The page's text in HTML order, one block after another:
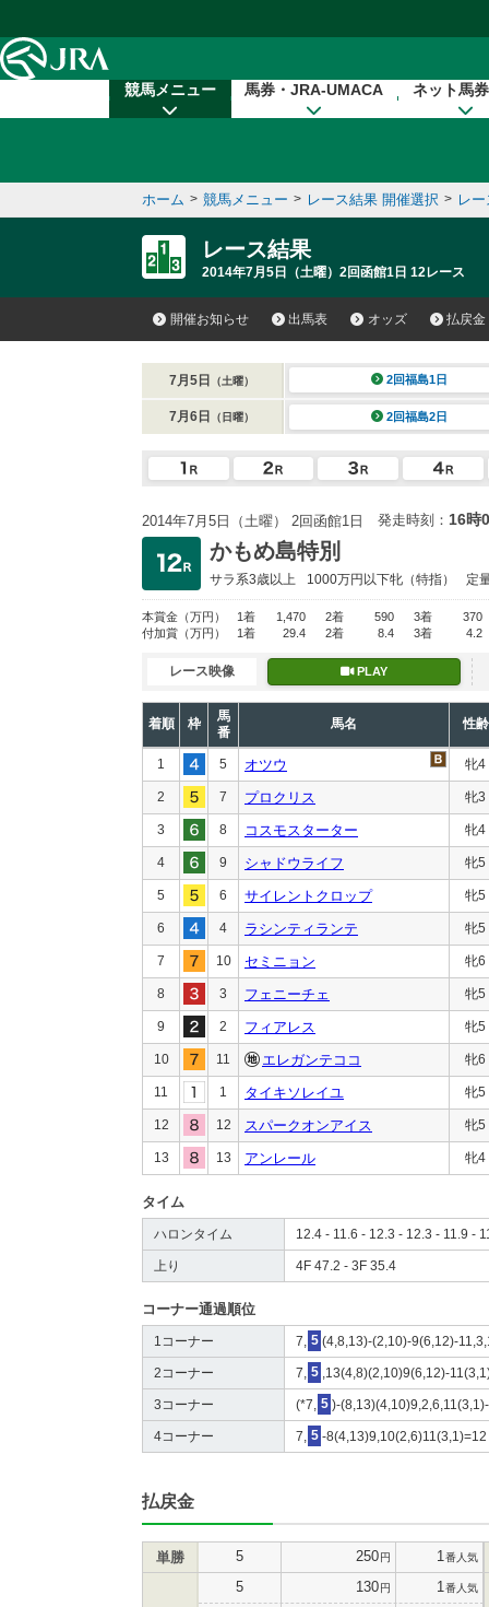
競馬メニュー 馬券・JRA-UMACA ネット馬
ホーム > 競馬メニュー > レース結果 開催選択 > レ
レース結果
2014年7月5日（土曜）2回函館1日 12レース
開催お知らせ 出馬表 オッズ 払戻金
7月5日 （土曜） 2回福島1日
7月6日 （日曜） 2回福島2日
2014年7月5日（土曜） 2回函館1日 発走時刻： 16時
かもめ島特別
サラ系3歳以上 1000万円以下牝（特指） 定
本賞金 （万円） 1着 1,470 2着 590 3着
370
付加賞 （万円） 1着 29.4 2着 8.4 3着 4.2
レース映像 PLAY
着順 枠
馬
番
馬名 性齢
1 5 オツウ 牝4
2 7 プロクリス 牝3
3 8 コスモスターター 牝4
4 9 シャドウライフ 牝5
5 6 サイレントクロップ 牝5
6 4 ラシンティランテ 牝5
7 10 セミニョン 牝6
8 3 フェニーチェ 牝5
9 2 フィアレス 牝5
10 11 エレガンテココ 牝6
11 1 タイキソレイユ 牝5
12 12 スパークオンアイス 牝5
13 13 アンレール 牝4
タイム
ハロンタイム 12.4 - 11.6 - 12.3 - 12.3 - 11.9 -
上り 4F 47.2 - 3F 35.4
コーナー通過順位
1コーナー 7, 5 (4,8,13)-(2,10)-9(6,12)-
2コーナー 7, 5 ,13(4,8)(2,10)9(6,12)-
3コーナー (*7, 5 )-
4コーナー 7, 5 -8(4,13)9,10(2,6)11(3,1)=12
払戻金
単勝 5 250円 1 番人気
5 130円 1 番人気